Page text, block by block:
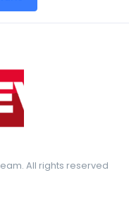
All rights reserved